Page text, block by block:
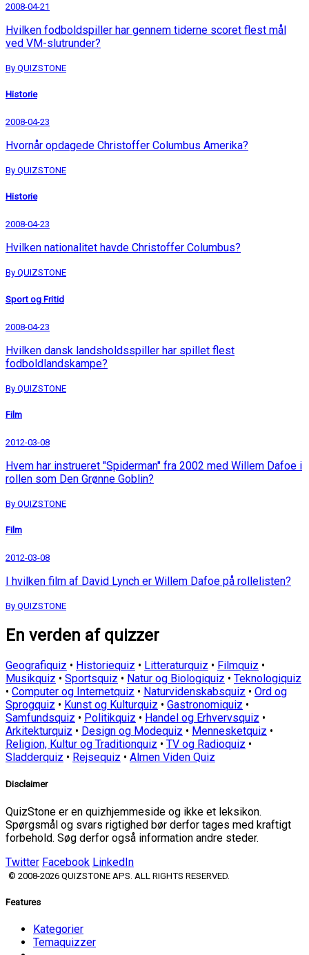
2008-04-21
Hvilken fodboldspiller har gennem tiderne scoret flest mål
ved VM-slutrunder?
By QUIZSTONE
Historie
2008-04-23
Hvornår opdagede Christoffer Columbus Amerika?
By QUIZSTONE
Historie
2008-04-23
Hvilken nationalitet havde Christoffer Columbus?
By QUIZSTONE
Sport og Fritid
2008-04-23
Hvilken dansk landsholdsspiller har spillet flest
fodboldlandskampe?
By QUIZSTONE
Film
2012-03-08
Hvem har instrueret "Spiderman" fra 2002 med Willem Dafoe i
rollen som Den Grønne Goblin?
By QUIZSTONE
Film
2012-03-08
I hvilken film af David Lynch er Willem Dafoe på rollelisten?
By QUIZSTONE
En verden af quizzer
Geografiquiz • Historiequiz • Litteraturquiz • Filmquiz •
Musikquiz • Sportsquiz • Natur og Biologiquiz • Teknologiquiz
• Computer og Internetquiz • Naturvidenskabsquiz • Ord og
Sprogquiz • Kunst og Kulturquiz • Gastronomiquiz •
Samfundsquiz • Politikquiz • Handel og Erhvervsquiz •
Arkitekturquiz • Design og Modequiz • Mennesketquiz •
Religion, Kultur og Traditionquiz • TV og Radioquiz •
Sladderquiz • Rejsequiz • Almen Viden Quiz
Disclaimer
QuizStone er en quizhjemmeside og ikke et leksikon.
Spørgsmål og svars rigtighed bør derfor tages med kraftigt
forbehold. Søg derfor også information andre steder.
Twitter Facebook LinkedIn
© 2008-2026 QUIZSTONE APS. ALL RIGHTS RESERVED.
Features
Kategorier
Temaquizzer